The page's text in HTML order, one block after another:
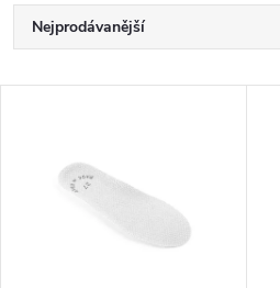
Ř
a
Nejprodávanější
Abecedně